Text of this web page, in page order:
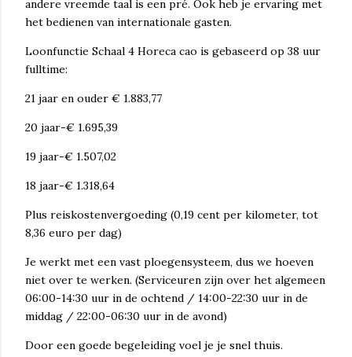
andere vreemde taal is een pré. Ook heb je ervaring met
het bedienen van internationale gasten.
Loonfunctie Schaal 4 Horeca cao is gebaseerd op 38 uur
fulltime:
21 jaar en ouder € 1.883,77
20 jaar-€ 1.695,39
19 jaar-€ 1.507,02
18 jaar-€ 1.318,64
Plus reiskostenvergoeding (0,19 cent per kilometer, tot
8,36 euro per dag)
Je werkt met een vast ploegensysteem, dus we hoeven
niet over te werken. (Serviceuren zijn over het algemeen
06:00-14:30 uur in de ochtend / 14:00-22:30 uur in de
middag / 22:00-06:30 uur in de avond)
Door een goede begeleiding voel je je snel thuis.